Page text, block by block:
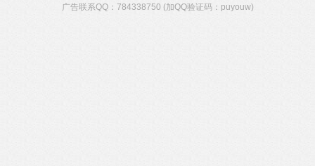
广告联系QQ：784338750 (加QQ验证码：puyouw)